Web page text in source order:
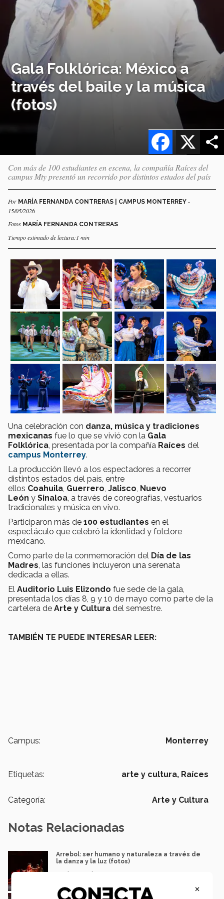
Gala Folklórica: México a
través del baile y la música
(fotos)
X
Facebook
Con más de 100 estudiantes en escena, la compañía Raíces del
campus Mty presentó un recorrido por distintos estados del país
Por MARÍA FERNANDA CONTRERAS | CAMPUS MONTERREY -
15/05/2026
Fotos MARÍA FERNANDA CONTRERAS
Tiempo estimado de lectura:1 min
Una celebración con danza, música y tradiciones
mexicanas fue lo que se vivió con la Gala
Folklórica , presentada por la compañía Raíces del
campus Monterrey.
La producción llevó a los espectadores a recorrer
distintos estados del país, entre
ellos Coahuila Guerrero Jalisco Nuevo
León y Sinaloa , a través de coreografías, vestuarios
tradicionales y música en vivo.
Participaron más de 100 estudiantes en el
espectáculo que celebró la identidad y folclore
mexicano.
Como parte de la conmemoración del Día de las
Madres , las funciones incluyeron una serenata
dedicada a ellas.
El Auditorio Luis Elizondo fue sede de la gala,
presentada los días 8, 9 y 10 de mayo como parte de la
cartelera de Arte y Cultura del semestre.
TAMBIÉN TE PUEDE INTERESAR LEER:
Campus: Monterrey
Etiquetas: arte y cultura, Raíces
Categoría: Arte y Cultura
Notas Relacionadas
Arrebol: ser humano y naturaleza a través de
la danza y la luz (fotos)
María Fernanda Contreras
Con baile y música, PrepaTec Mty festeja
×